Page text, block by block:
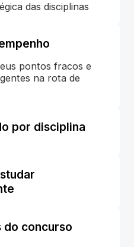
das disciplinas
pontos fracos e
na rota de
por disciplina
do concurso